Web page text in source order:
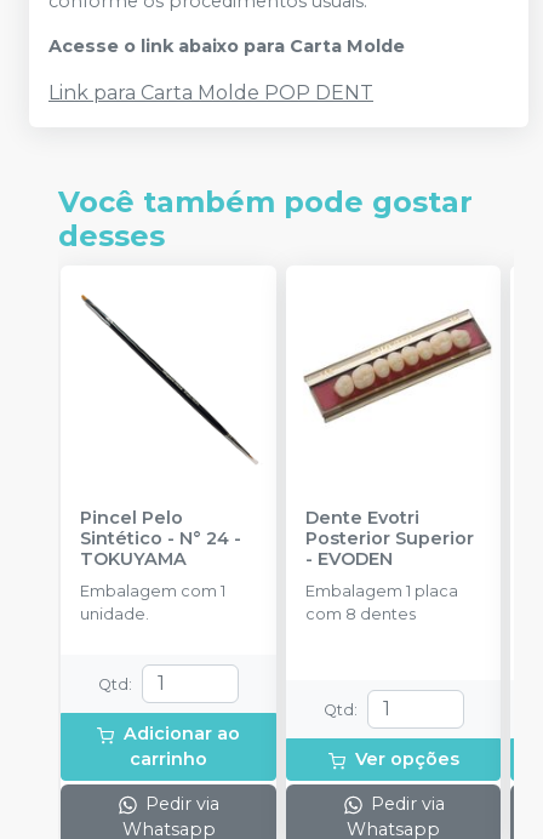
Acesse o link abaixo para Carta Molde
Link para Carta Molde POP DENT
Você também pode gostar
desses
Pincel Pelo
Sintético - N° 24 -
TOKUYAMA
Embalagem com 1
unidade.
Qtd :
Adicionar ao
carrinho
Pedir via
Whatsapp
Dente Evotri
Posterior Superior
- EVODEN
Embalagem 1 placa
com 8 dentes
Qtd :
Ver opções
Pedir via
Whatsapp